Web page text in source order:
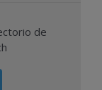
de